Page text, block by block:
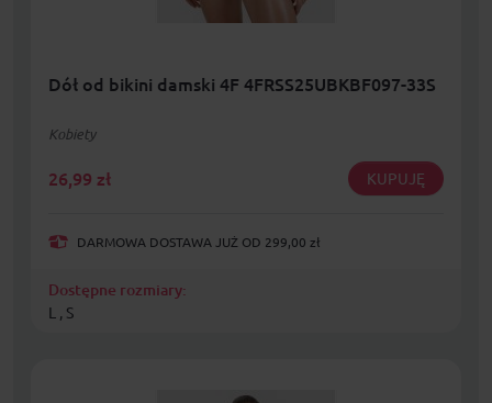
Dół od bikini damski 4F 4FRSS25UBKBF097-33S
Kobiety
26,99 zł KUPUJĘ
DARMOWA DOSTAWA JUŻ OD 299,00 zł
Dostępne rozmiary:
L , S